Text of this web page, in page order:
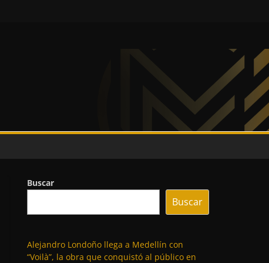
Buscar
Buscar
Alejandro Londoño llega a Medellín con
“Voilà”, la obra que conquistó al público en